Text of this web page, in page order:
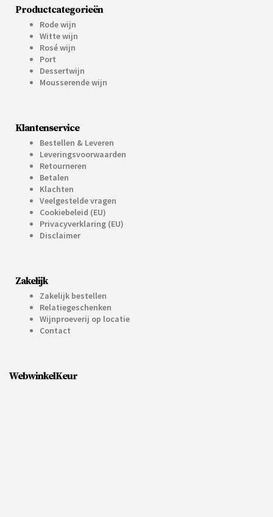
Productcategorieën
Rode wijn
Witte wijn
Rosé wijn
Port
Dessertwijn
Mousserende wijn
Klantenservice
Bestellen & Leveren
Leveringsvoorwaarden
Retourneren
Betalen
Klachten
Veelgestelde vragen
Cookiebeleid (EU)
Privacyverklaring (EU)
Disclaimer
Zakelijk
Zakelijk bestellen
Relatiegeschenken
Wijnproeverij op locatie
Contact
WebwinkelKeur